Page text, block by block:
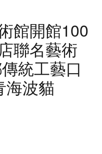
館開館100
聯名藝術
統工藝口
海波貓